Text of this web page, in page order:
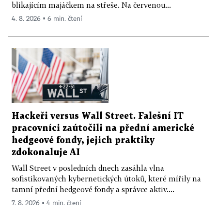
blikajícím majáčkem na střeše. Na červenou...
4. 8. 2026 ▪ 6 min. čtení
Hackeři versus Wall Street. Falešní IT
pracovníci zaútočili na přední americké
hedgeové fondy, jejich praktiky
zdokonaluje AI
Wall Street v posledních dnech zasáhla vlna
sofistikovaných kybernetických útoků, které mířily na
tamní přední hedgeové fondy a správce aktiv....
7. 8. 2026 ▪ 4 min. čtení